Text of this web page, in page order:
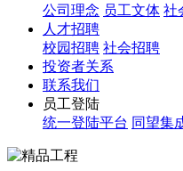
公司理念 员工文体 社
人才招聘
校园招聘 社会招聘
投资者关系
联系我们
员工登陆
统一登陆平台 同望集